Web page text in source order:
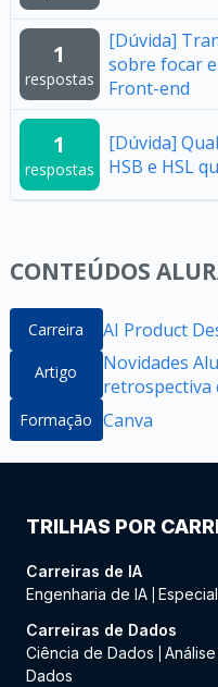
1
respostas
[Dúvida]
sobre focar
Front-end
1
respostas
[Dúvida]
HSB e HSL
CONTEÚDOS
Carreira AI Product
Artigo
Novidades
retrospectiva
Formação Canva
TRILHAS POR
Carreiras de IA
Engenharia de IA
Carreiras de Dados
Ciência de Dados
Dados